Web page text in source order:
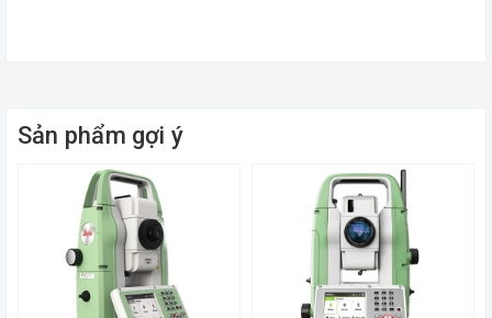
- Làm việc nhanh hơn: Đo nhiều điểm hơn mỗi ngày bởi
thao tác được đơn giản hóa cùng bộ nhớ lớn và có thể mở
rộng, được hỗ trợ bởi phần mềm
Geystems quen
Sản phẩm gợi ý